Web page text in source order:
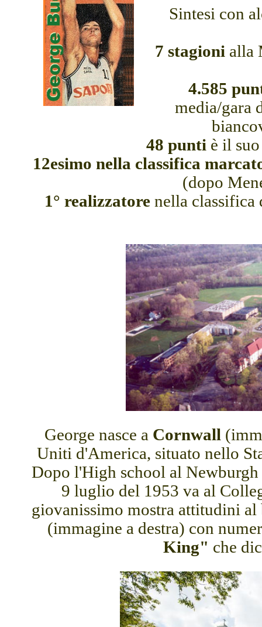
Sintesi con
7 stagioni alla
4.585
media/gara
48 punti è il
12esimo nella classifica
(dopo
1° realizzatore nella classifica
George nasce a Cornwall
Uniti d'America, situato nello
Dopo l'High school al
9 luglio del 1953 va al
giovanissimo mostra attitudini al
(immagine a destra) con
King" che